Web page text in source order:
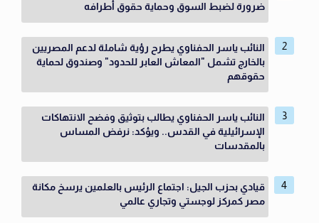
ضرورة لضبط السوق وحماية حقوق أطرافه
النائب ياسر الحفناوي يطرح رؤية شاملة لدعم المصريين
بالخارج تشمل "المعاش العابر للحدود" وصندوق لحماية
حقوقهم
النائب ياسر الحفناوي يطالب بتوثيق وفضح الانتهاكات
الإسرائيلية في القدس.. ويؤكد: نرفض المساس
بالمقدسات
قيادي بحزب الجيل: اجتماع الرئيس بالعلمين يرسخ مكانة
مصر كمركز لوجستي وتجاري عالمي